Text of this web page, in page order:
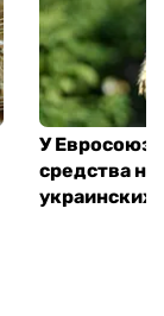
У
средства